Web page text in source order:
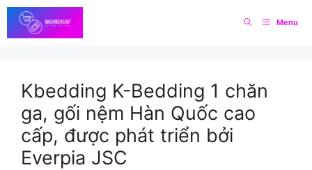
Skip
to
content
Menu
Kbedding K-Bedding 1 chăn
ga, gối nệm Hàn Quốc cao
cấp, được phát triển bởi
Everpia JSC